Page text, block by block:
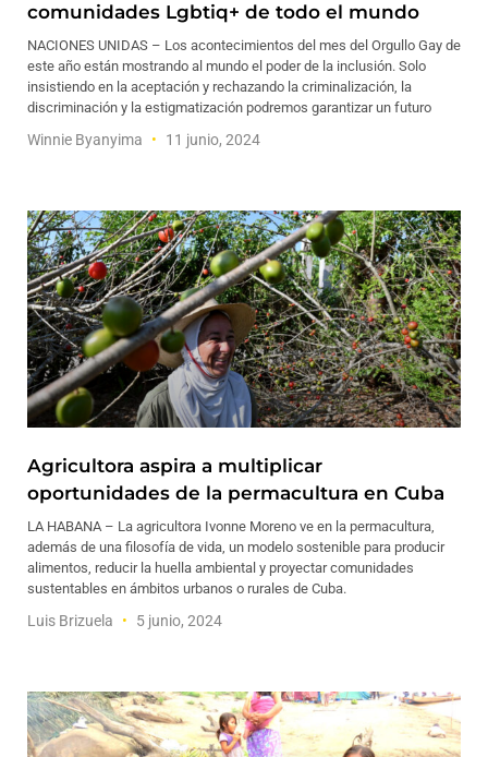
comunidades Lgbtiq+ de todo el mundo
NACIONES UNIDAS – Los acontecimientos del mes del Orgullo Gay de
este año están mostrando al mundo el poder de la inclusión. Solo
insistiendo en la aceptación y rechazando la criminalización, la
discriminación y la estigmatización podremos garantizar un futuro
Winnie Byanyima 11 junio, 2024
Agricultora aspira a multiplicar
oportunidades de la permacultura en Cuba
LA HABANA – La agricultora Ivonne Moreno ve en la permacultura,
además de una filosofía de vida, un modelo sostenible para producir
alimentos, reducir la huella ambiental y proyectar comunidades
sustentables en ámbitos urbanos o rurales de Cuba.
Luis Brizuela 5 junio, 2024